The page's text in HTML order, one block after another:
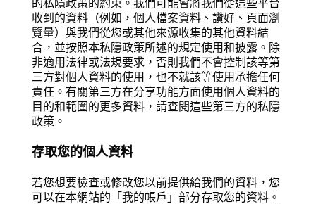
收到的資料（例如，個人檔案資料、讚好、頁面瀏
覽量）與我們從您或其他來源收集的其他資料結
合，並按照本私隱政策所述的規定使用和披露。除
非適用法律或法規要求，否則我們不會控制該等第
三方對個人資料的使用，也不就該等使用承擔任何
責任。有關第三方在分享功能方面使用個人資料的
目的和範圍的更多資料，請查閱這些第三方的私隱
政策。
存取您的個人資料
若您想要檢查或修改您以前提供給我們的資料，您
可以在本網站的「我的帳戶」部分存取您的資料。